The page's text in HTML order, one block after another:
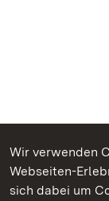
Wir verwenden
Webseiten-
sich dabei um
Kommen.